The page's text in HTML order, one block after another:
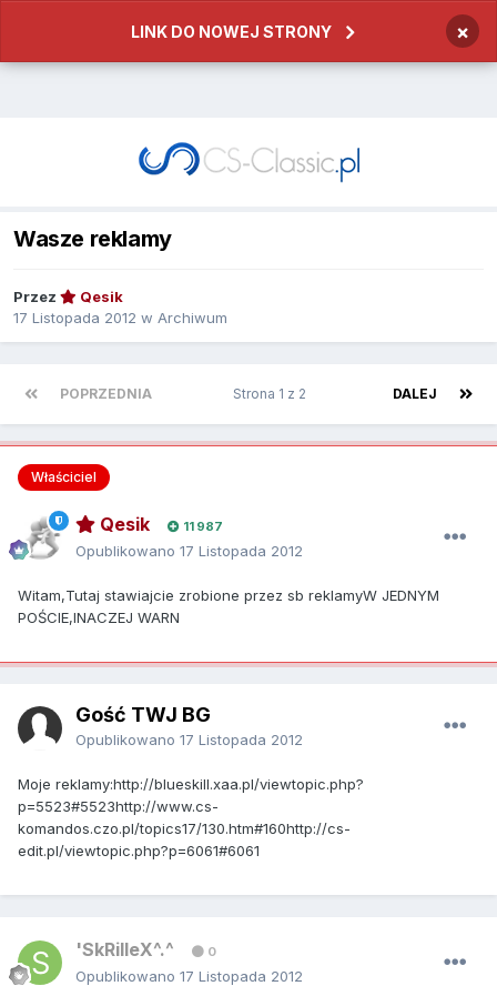
LINK DO NOWEJ STRONY ×
Wasze reklamy
Przez
Qesik
17 Listopada 2012 w Archiwum
POPRZEDNIA DALEJ
Strona 1 z 2
Właściciel
Qesik 11 987
Opublikowano 17 Listopada 2012
Witam,Tutaj stawiajcie zrobione przez sb reklamyW JEDNYM
POŚCIE,INACZEJ WARN
Gość TWJ BG
Opublikowano 17 Listopada 2012
Moje reklamy:http://blueskill.xaa.pl/viewtopic.php?
p=5523#5523http://www.cs-
komandos.czo.pl/topics17/130.htm#160http://cs-
edit.pl/viewtopic.php?p=6061#6061
'SkRilleX^.^ 0
Opublikowano 17 Listopada 2012